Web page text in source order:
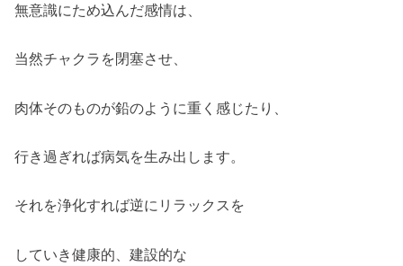
無意識にため込んだ感情は、
当然チャクラを閉塞させ、
肉体そのものが鉛のように重く感じたり、
行き過ぎれば病気を生み出します。
それを浄化すれば逆にリラックスを
していき健康的、建設的な